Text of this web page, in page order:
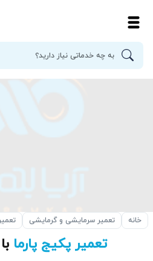
خانه تعمیر سرمایشی و گرمایشی
تعمیر پکیج پارما